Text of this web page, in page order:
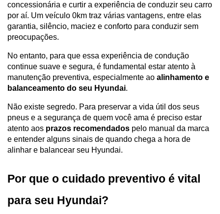
concessionária e curtir a experiência de conduzir seu carro
por aí. Um veículo 0km traz várias vantagens, entre elas
garantia, silêncio, maciez e conforto para conduzir sem
preocupações.
No entanto, para que essa experiência de condução
continue suave e segura, é fundamental estar atento à
manutenção preventiva, especialmente ao alinhamento e
balanceamento do seu Hyundai.
Não existe segredo. Para preservar a vida útil dos seus
pneus e a segurança de quem você ama é preciso estar
atento aos prazos recomendados pelo manual da marca
e entender alguns sinais de quando chega a hora de
alinhar e balancear seu Hyundai.
Por que o cuidado preventivo é vital
para seu Hyundai?